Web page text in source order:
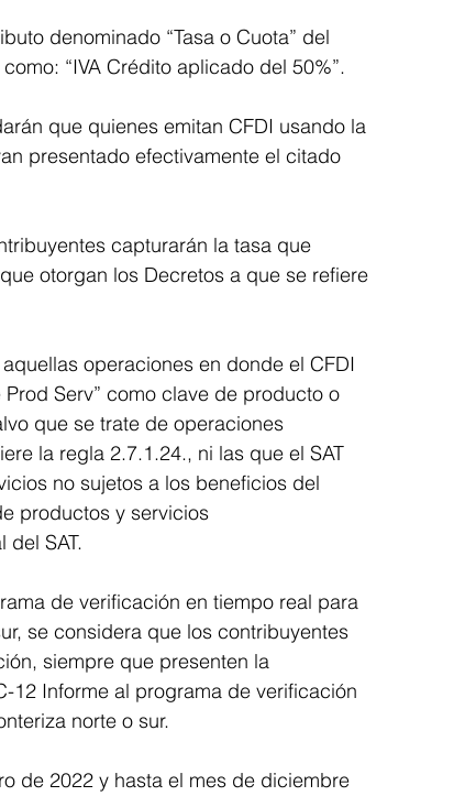
denominado “Tasa o Cuota” del
“IVA Crédito aplicado del 50%”.
que quienes emitan CFDI usando la
presentado efectivamente el citado
capturarán la tasa que
otorgan los Decretos a que se refiere
operaciones en donde el CFDI
Serv” como clave de producto o
que se trate de operaciones
la regla 2.7.1.24., ni las que el SAT
no sujetos a los beneficios del
productos y servicios
del SAT.
de verificación en tiempo real para
se considera que los contribuyentes
siempre que presenten la
12 Informe al programa de verificación
norte o sur.
de 2022 y hasta el mes de diciembre